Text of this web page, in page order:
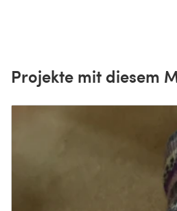
Projekte mit diesem